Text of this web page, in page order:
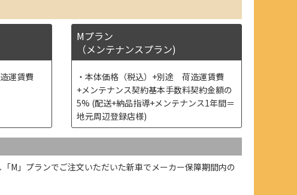
運賃費
Mプラン
（メンテナンスプラン)
本体価格（税込）+別途 荷造運賃費
+メンテナンス契約基本手数料契約金額の
5% (配送+納品指導+メンテナンス1年間＝
地元周辺登録店様)
M」プランでご注文いただいた新車でメーカー保障期間内の